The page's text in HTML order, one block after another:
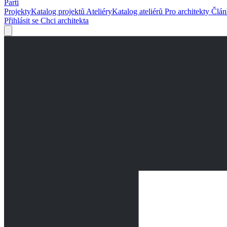
Parti
ProjektyKatalog projektů AteliéryKatalog ateliérů Pro architekty
Přihlásit se Chci architekta